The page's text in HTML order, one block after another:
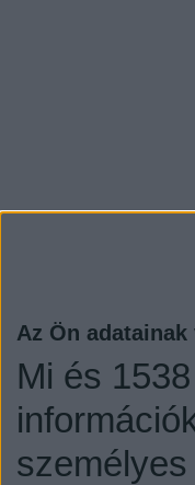
Az Ön
Mi és